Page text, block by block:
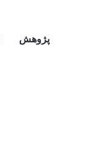
پژوهش